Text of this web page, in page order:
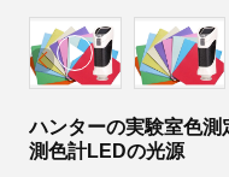
ハンターの実験室色
測色計LEDの光源